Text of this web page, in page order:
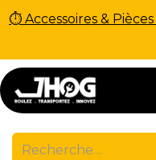
⏱ Accessoires &
Se rendre au contenu